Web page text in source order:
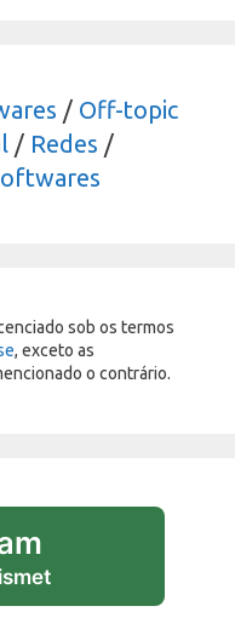
/ Off-topic
/ Redes /
sob os termos
, exceto as
o contrário.